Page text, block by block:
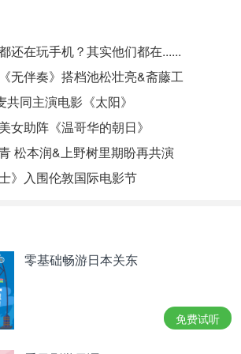
还在玩手机？其实他们都在......
无伴奏》搭档池松壮亮&斋藤工
同主演电影《太阳》
女助阵《温哥华的朝日》
松本润&上野树里期盼再共演
》入围伦敦国际电影节
零基础畅游日本关东
免费试听